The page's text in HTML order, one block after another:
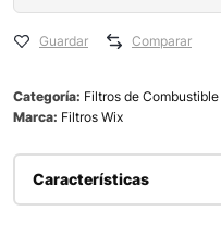
Guardar Comparar
Categoría: Filtros de Combustible
Marca: Filtros Wix
Características